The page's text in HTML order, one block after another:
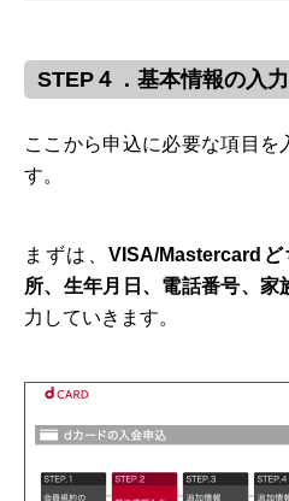
STEP４．基本情報の入力
ここから申込に必要な項目を
す。
まずは、VISA/Mastercard
所、生年月日、電話番号、家
力していきます。